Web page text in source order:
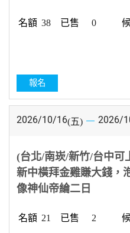
38 0
報名
2026/10/16(五) 2026/
(台北/南崁/新竹/台中可
新中橫拜金雞賺大錢，
像神仙帝綸二日
21 2